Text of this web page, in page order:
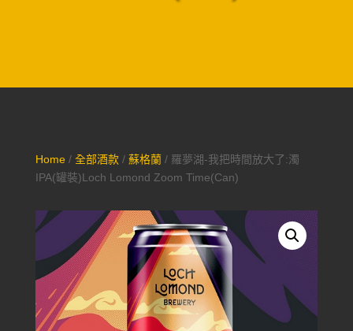
Home/ 全部酒款/ 蘇格蘭/ 羅夢湖-我把時間放大了:濁
IPA(罐裝)Loch Lomond Zoom Time(Can)